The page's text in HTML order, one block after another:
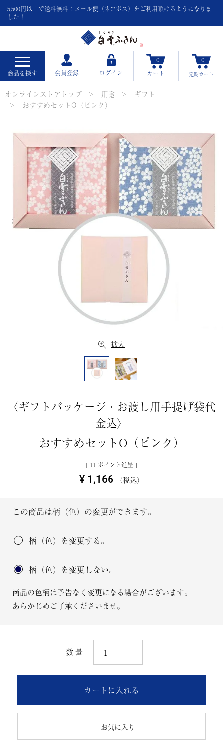
5,500円以上で送料無料：メール便（ネコポス）をご利用頂けるようになりま
した！
商品を探す 会員登録 ログイン
0
カート
0
定期カート
オンラインストアトップ 用途
ギフト
おすすめセットO（ピンク）
拡大
〈ギフトパッケージ・お渡し用手提げ袋代
金込〉
おすすめセットO（ピンク）
[ 11 ポイント進呈 ]
¥ 1,166 税込
この商品は柄（色）の変更ができます。
柄（色）を変更する。
柄（色）を変更しない。
商品の色柄は予告なく変更になる場合がございます。
あらかじめご了承くださいませ。
お気に入り
カートに入れる